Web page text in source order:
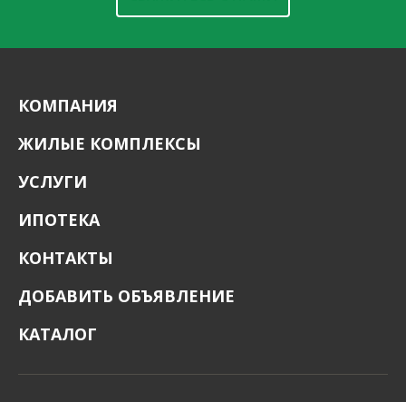
КОМПАНИЯ
ЖИЛЫЕ КОМПЛЕКСЫ
УСЛУГИ
ИПОТЕКА
КОНТАКТЫ
ДОБАВИТЬ ОБЪЯВЛЕНИЕ
КАТАЛОГ